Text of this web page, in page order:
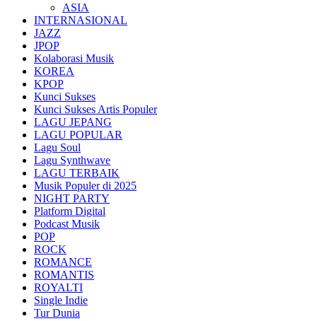
ASIA
INTERNASIONAL
JAZZ
JPOP
Kolaborasi Musik
KOREA
KPOP
Kunci Sukses
Kunci Sukses Artis Populer
LAGU JEPANG
LAGU POPULAR
Lagu Soul
Lagu Synthwave
LAGU TERBAIK
Musik Populer di 2025
NIGHT PARTY
Platform Digital
Podcast Musik
POP
ROCK
ROMANCE
ROMANTIS
ROYALTI
Single Indie
Tur Dunia